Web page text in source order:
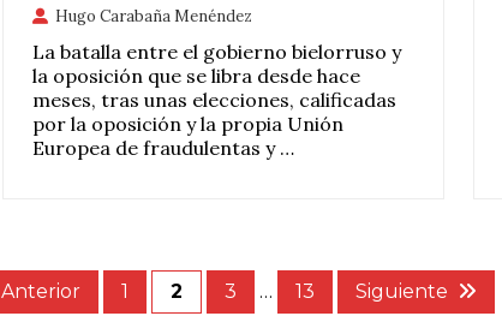
Hugo Carabaña Menéndez
La batalla entre el gobierno bielorruso y
la oposición que se libra desde hace
meses, tras unas elecciones, calificadas
por la oposición y la propia Unión
Europea de fraudulentas y …
Anterior 1 2 3 … 13 Siguiente